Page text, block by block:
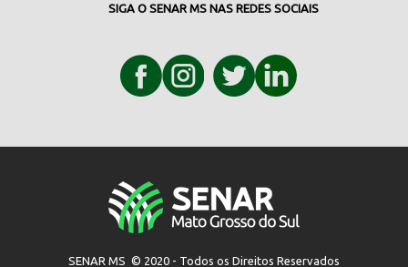
SIGA O SENAR MS NAS REDES SOCIAIS
SENAR MS © 2020 - Todos os Direitos Reservados